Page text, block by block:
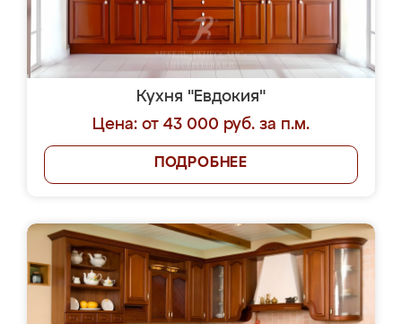
Кухня "Евдокия"
Цена: от 43 000 руб. за п.м.
ПОДРОБНЕЕ